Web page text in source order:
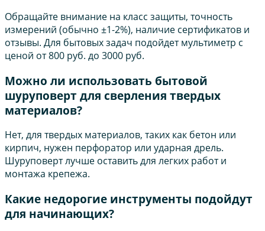
Обращайте внимание на класс защиты, точность
измерений (обычно ±1-2%), наличие сертификатов и
отзывы. Для бытовых задач подойдет мультиметр с
ценой от 800 руб. до 3000 руб.
Можно ли использовать бытовой
шуруповерт для сверления твердых
материалов?
Нет, для твердых материалов, таких как бетон или
кирпич, нужен перфоратор или ударная дрель.
Шуруповерт лучше оставить для легких работ и
монтажа крепежа.
Какие недорогие инструменты подойдут
для начинающих?